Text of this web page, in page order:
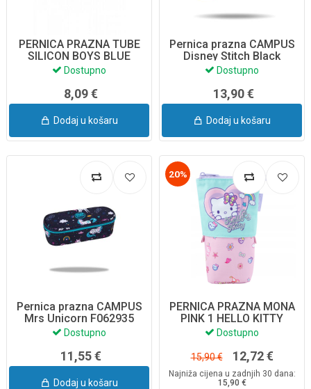
PERNICA PRAZNA TUBE
SILICON BOYS BLUE
Z11772 COOLPACK
Dostupno
8,09 €
Dodaj u košaru
Pernica prazna CAMPUS
Disney Stitch Black
F062886 CoolPack
Dostupno
13,90 €
Dodaj u košaru
Pernica prazna CAMPUS
Mrs Unicorn F062935
CoolPack
Dostupno
11,55 €
Dodaj u košaru
20%
PERNICA PRAZNA MONA
PINK 1 HELLO KITTY
F143025
Dostupno
15,90 € 12,72 €
Najniža cijena u zadnjih 30 dana:
15,90 €